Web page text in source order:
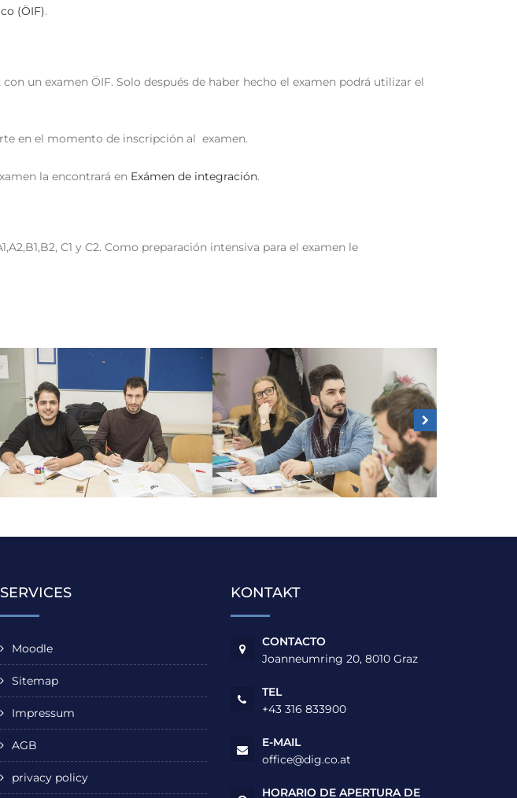
(ÖIF).
un examen ÖIF. Solo después de haber hecho el examen podrá utilizar el
en el momento de inscripción al examen.
la encontrará en Exámen de integración.
C1 y C2. Como preparación intensiva para el examen le
SERVICES
Moodle
Sitemap
Impressum
AGB
privacy policy
KONTAKT
CONTACTO
Joanneumring 20, 8010 Graz
TEL
+43 316 833900
E-MAIL
office@dig.co.at
HORARIO DE APERTURA DE